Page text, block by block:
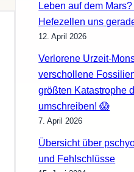
Leben auf dem
Hefezellen uns
12. April 2026
Verlorene Urzeit-
verschollene
größten Katastrophe
umschreiben! 😱
7. April 2026
Übersicht über
und Fehlschlüsse